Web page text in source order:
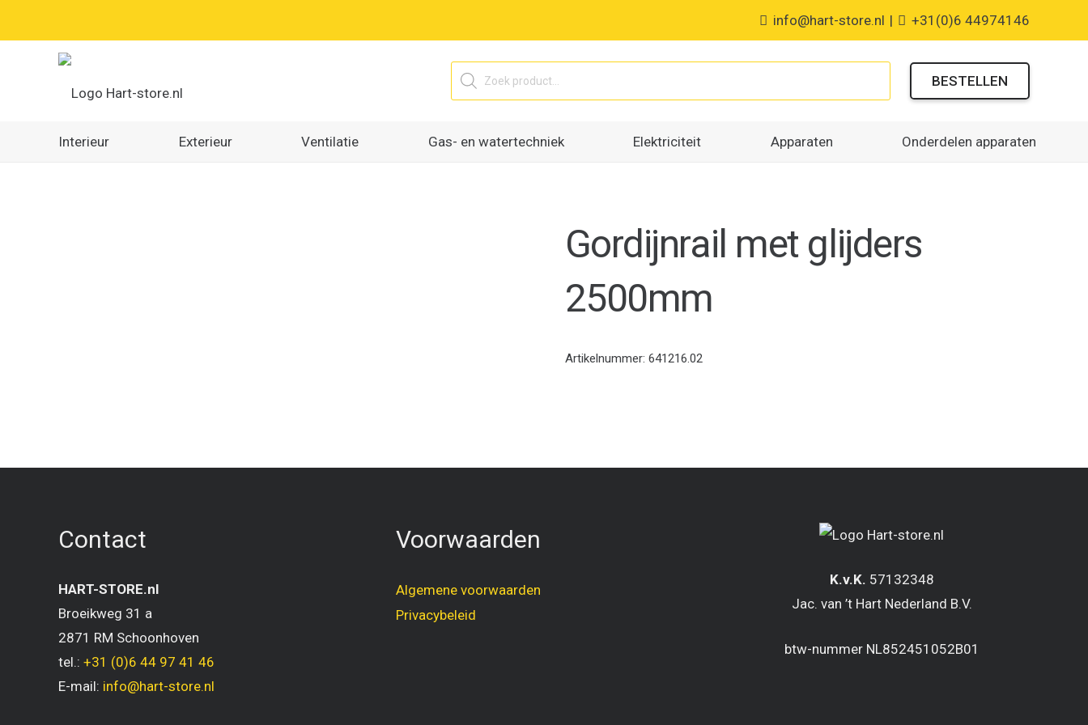
info@hart-store.nl | +31(0)6 44974146
Producten
zoeken
BESTELLEN
Interieur Exterieur Ventilatie Gas- en watertechniek Elektriciteit Apparaten Onderdelen apparaten
Gordijnrail met glijders
2500mm
Artikelnummer: 641216.02
Contact
HART-STORE.nl
Broeikweg 31 a
2871 RM Schoonhoven
tel.: +31 (0)6 44 97 41 46
E-mail: info@hart-store.nl
Voorwaarden
Algemene voorwaarden
Privacybeleid
K.v.K. 57132348
Jac. van ’t Hart Nederland B.V.
btw-nummer NL852451052B01